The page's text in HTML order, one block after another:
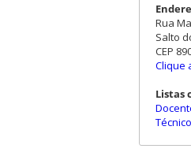
Rua
Salto
CEP
Clique
Listas